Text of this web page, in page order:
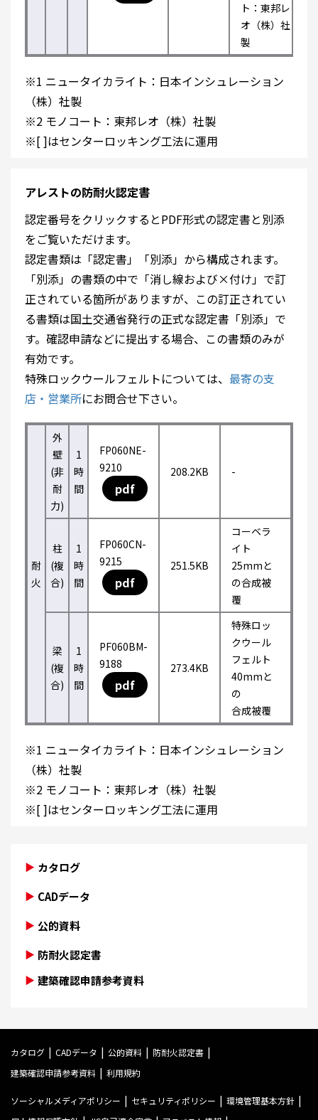
ト：東邦レ
オ（株）社
製
※1 ニュータイカライト：日本インシュレーション
（株）社製
※2 モノコート：東邦レオ（株）社製
※[ ]はセンターロッキング工法に運用
アレストの防耐火認定書
認定番号をクリックするとPDF形式の認定書と別添
をご覧いただけます。
認定書類は「認定書」「別添」から構成されます。
「別添」の書類の中で「消し線および×付け」で訂
正されている箇所がありますが、この訂正されてい
る書類は国土交通省発行の正式な認定書「別添」で
す。確認申請などに提出する場合、この書類のみが
有効です。
特殊ロックウールフェルトについては、 最寄の支
店・営業所にお問合せ下さい。
耐
火
外
壁
(非
耐
力)
1
時
間
FP060NE-
9210
pdf
208.2KB -
柱
(複
合)
1
時
間
FP060CN-
9215
pdf
251.5KB
コーベラ
イト
25mmと
の合成被
覆
梁
(複
合)
1
時
間
PF060BM-
9188
pdf
273.4KB
特殊ロッ
クウール
フェルト
40mmと
の
合成被覆
※1 ニュータイカライト：日本インシュレーション
（株）社製
※2 モノコート：東邦レオ（株）社製
※[ ]はセンターロッキング工法に運用
カタログ
CADデータ
公的資料
防耐火認定書
建築確認申請参考資料
カタログ CADデータ 公的資料
防耐火認定書
建築確認申請参考資料
利用規約
ソーシャルメディアポリシー セキュリティポリシー
環境管理基本方針